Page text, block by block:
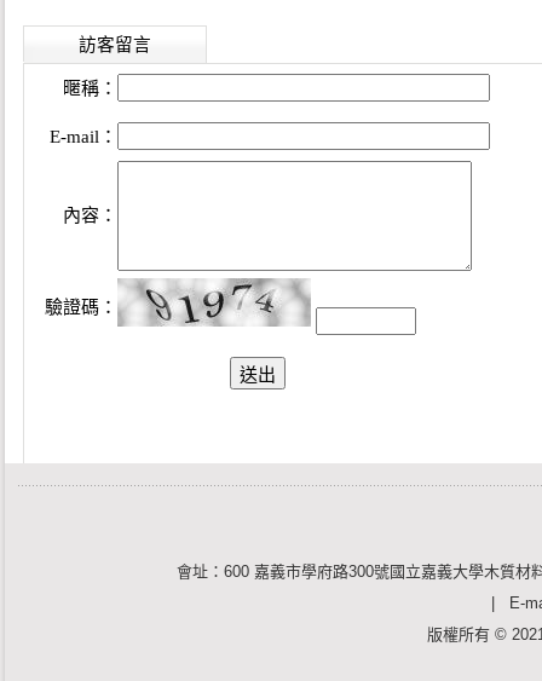
訪客留言
暱稱：
E-mail：
內容：
驗證碼：
會址：600 嘉義市學府路300號國立嘉義大學木質
| E-
版權所有 ©